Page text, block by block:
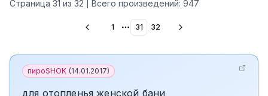
Страница 31 из 32 | Всего произведений: 947
1 More pages
31 32
пироSHOK (14.01.2017)
для отопленья женской бани